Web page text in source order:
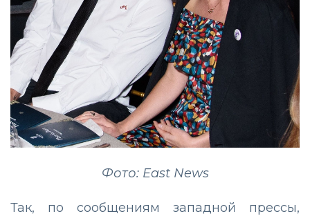
Фото: East News
Так, по сообщениям западной прессы,